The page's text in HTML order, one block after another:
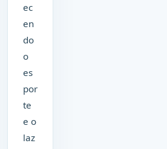
ec
en
do
o
es
por
te
e o
laz